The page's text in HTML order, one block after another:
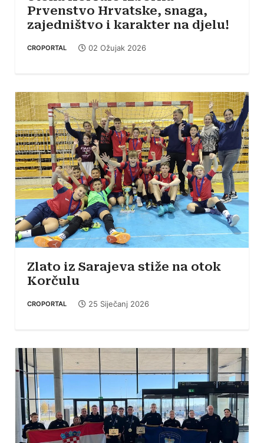
Prvenstvo Hrvatske, snaga,
zajedništvo i karakter na djelu!
CROPORTAL 02 Ožujak 2026
Zlato iz Sarajeva stiže na otok
Korčulu
CROPORTAL 25 Siječanj 2026